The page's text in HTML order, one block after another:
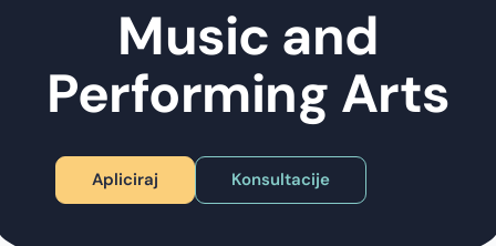
Music and
Performing Arts
Apliciraj Konsultacije